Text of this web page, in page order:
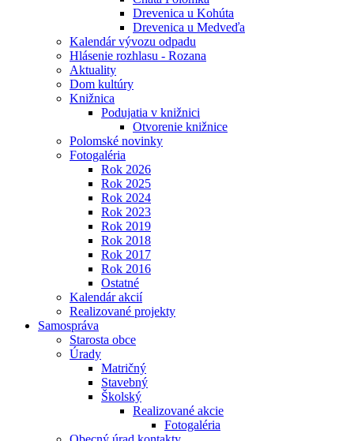
Drevenica u Kohúta
Drevenica u Medveďa
Kalendár vývozu odpadu
Hlásenie rozhlasu - Rozana
Aktuality
Dom kultúry
Knižnica
Podujatia v knižnici
Otvorenie knižnice
Polomské novinky
Fotogaléria
Rok 2026
Rok 2025
Rok 2024
Rok 2023
Rok 2019
Rok 2018
Rok 2017
Rok 2016
Ostatné
Kalendár akcií
Realizované projekty
Samospráva
Starosta obce
Úrady
Matričný
Stavebný
Školský
Realizované akcie
Fotogaléria